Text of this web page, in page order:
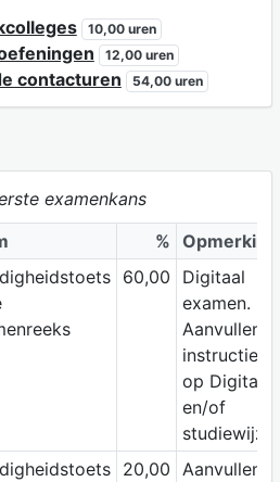
10,00 uren
12,00 uren
contacturen 54,00 uren
examenkans
% Opmerking
60,00
Digitaal
examen.
instructies
op Digitap
en/of
20,00